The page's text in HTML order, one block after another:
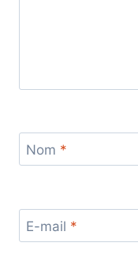
Nom *
E-mail *